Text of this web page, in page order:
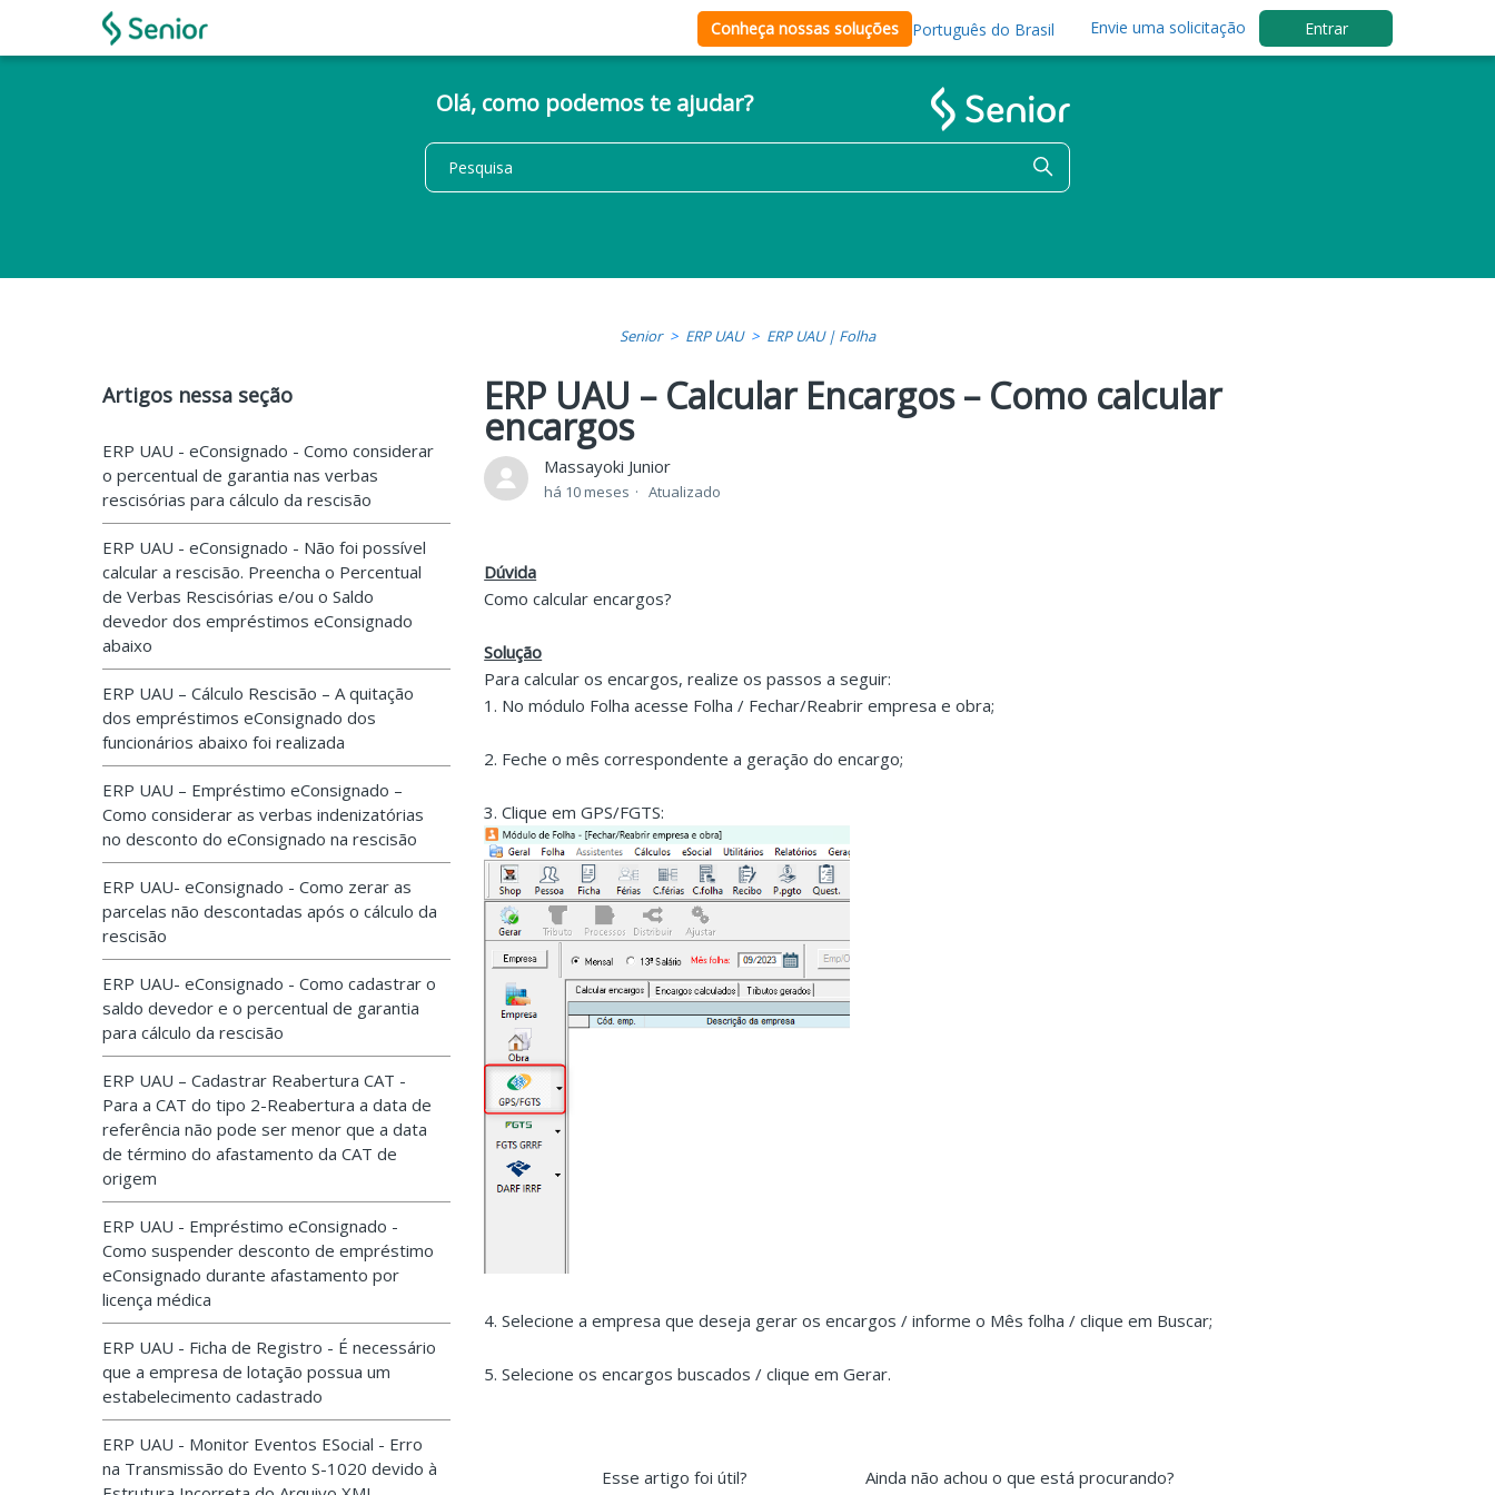
Conheça nossas soluções Português do Brasil Envie uma solicitação Entrar
Olá, como podemos te ajudar?
Senior ERP UAU ERP UAU | Folha
Artigos nessa seção
ERP UAU - eConsignado - Como considerar
o percentual de garantia nas verbas
rescisórias para cálculo da rescisão
ERP UAU - eConsignado - Não foi possível
calcular a rescisão. Preencha o Percentual
de Verbas Rescisórias e/ou o Saldo
devedor dos empréstimos eConsignado
abaixo
ERP UAU – Cálculo Rescisão – A quitação
dos empréstimos eConsignado dos
funcionários abaixo foi realizada
ERP UAU – Empréstimo eConsignado –
Como considerar as verbas indenizatórias
no desconto do eConsignado na rescisão
ERP UAU- eConsignado - Como zerar as
parcelas não descontadas após o cálculo da
rescisão
ERP UAU- eConsignado - Como cadastrar o
saldo devedor e o percentual de garantia
para cálculo da rescisão
ERP UAU – Cadastrar Reabertura CAT -
Para a CAT do tipo 2-Reabertura a data de
referência não pode ser menor que a data
de término do afastamento da CAT de
origem
ERP UAU - Empréstimo eConsignado -
Como suspender desconto de empréstimo
eConsignado durante afastamento por
licença médica
ERP UAU - Ficha de Registro - É necessário
que a empresa de lotação possua um
estabelecimento cadastrado
ERP UAU - Monitor Eventos ESocial - Erro
na Transmissão do Evento S-1020 devido à
ERP UAU – Calcular Encargos – Como calcular
encargos
Massayoki Junior
há 10 meses Atualizado
Dúvida
Como calcular encargos?
Solução
Para calcular os encargos, realize os passos a seguir:
1. No módulo Folha acesse Folha / Fechar/Reabrir empresa e obra;
2. Feche o mês correspondente a geração do encargo;
3. Clique em GPS/FGTS:
4. Selecione a empresa que deseja gerar os encargos / informe o Mês folha / clique em Buscar;
5. Selecione os encargos buscados / clique em Gerar.
Esse artigo foi útil? Ainda não achou o que está procurando?